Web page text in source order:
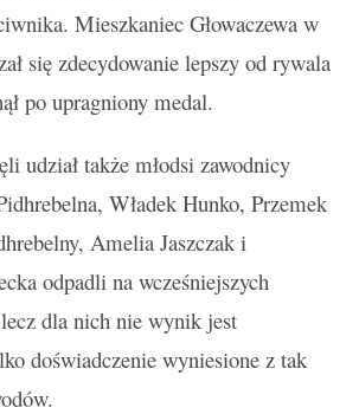
Mieszkaniec Głowaczewa w
się zdecydowanie lepszy od rywala
po upragniony medal.
udział także młodsi zawodnicy
Władek Hunko, Przemek
Amelia Jaszczak i
odpadli na wcześniejszych
dla nich nie wynik jest
doświadczenie wyniesione z tak